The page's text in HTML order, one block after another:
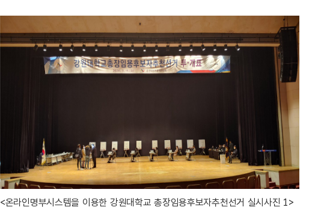
<온라인명부시스템을 이용한 강원대학교 총장임용후보자추천선거 실시사진 1>